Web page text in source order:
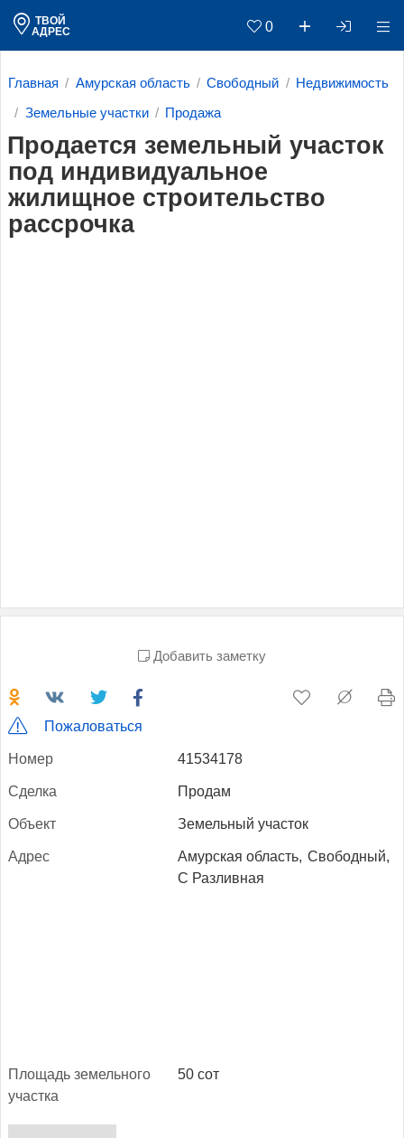
ТВОЙ
АДРЕС
0
Главная Амурская область Свободный Недвижимость
Земельные участки Продажа
Продается земельный участок
под индивидуальное
жилищное строительство
рассрочка
Добавить заметку
Пожаловаться
Но­мер 41534178
Сдел­ка Продам
Объ­ект Земельный участок
Ад­рес Амурская область, Свободный,
С Разливная
Пло­щадь зе­мель­но­го
учас­тка
50 сот